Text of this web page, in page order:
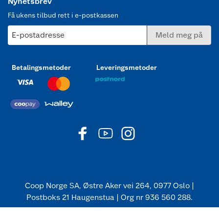
Få ukens tilbud rett i e-postkassen
E-postadresse Meld meg på
Betalingsmetoder Leveringsmetoder
Coop Norge SA, Østre Aker vei 264, 0977 Oslo |
Postboks 21 Haugenstua | Org nr 936 560 288.